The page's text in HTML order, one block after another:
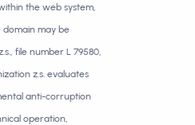
the web system,
may be
file number L 79580,
z.s. evaluates
anti-corruption
operation,